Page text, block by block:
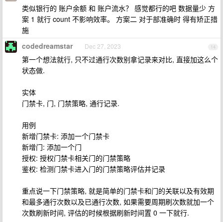
类似银行的 账户余额 和 账户流水？ 感觉都行的吧 数据量少 方
案 1 就行 count 不影响效率。 方案二 对于部准确时 得有矫正措
施
14
codedreamstar Dec 27, 2023
第一个想法就行, 只不过通行次数别拿记录来对比, 直接加这么个
状态做.
实体
门禁卡, 门, 门禁策略, 通行记录.
用例
新增门禁卡: 添加一个门禁卡
新增门: 添加一个门
授权: 授权门禁卡相关门的门禁策略
鉴权: 检测门禁卡进入门的门禁策略评估并记录
重点说一下门禁策略, 就是简单的门禁卡和门的关联以及有效期
和最多通行次数以及已通行次数, 如果需要周期刷次数就加一个
次数刷新时间, 评估的时候根据刷新时间置 0 一下就行.